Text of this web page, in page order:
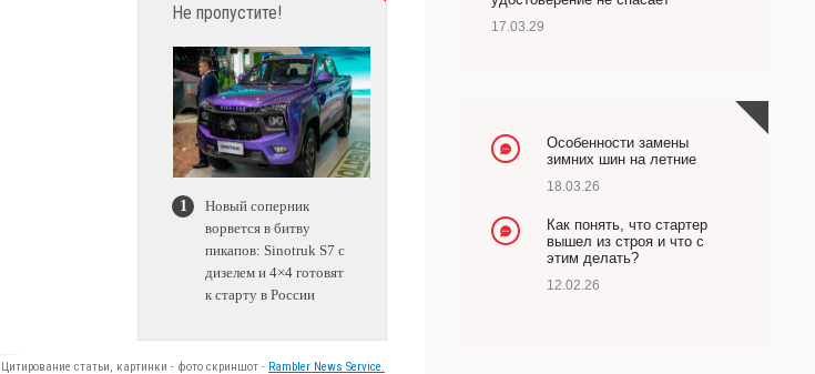
Не пропустите!
Новый соперник
ворвется в битву
пикапов: Sinotruk S7 с
дизелем и 4×4 готовят
к старту в России
Цитирование статьи, картинки - фото скриншот - Rambler News Service.
17.03.29
Особенности замены
зимних шин на летние
18.03.26
Как понять, что стартер
вышел из строя и что с
этим делать?
12.02.26